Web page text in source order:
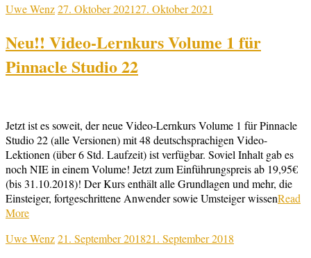
Uwe Wenz27. Oktober 202127. Oktober 2021
Neu!! Video-Lernkurs Volume 1 für
Pinnacle Studio 22
Jetzt ist es soweit, der neue Video-Lernkurs Volume 1 für Pinnacle
Studio 22 (alle Versionen) mit 48 deutschsprachigen Video-
Lektionen (über 6 Std. Laufzeit) ist verfügbar. Soviel Inhalt gab es
noch NIE in einem Volume! Jetzt zum Einführungspreis ab 19,95€
(bis 31.10.2018)! Der Kurs enthält alle Grundlagen und mehr, die
Einsteiger, fortgeschrittene Anwender sowie Umsteiger wissenRead
More
Uwe Wenz21. September 201821. September 2018